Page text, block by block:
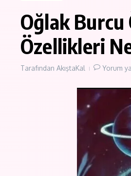
Oğlak
Özellikleri
Tarafından AkıştaKal Yorum